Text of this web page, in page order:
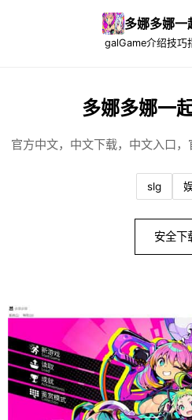
多娜多娜一
galGame介绍技巧
多娜多娜一
官方中文，中文下载，中文入口
slg
安全下